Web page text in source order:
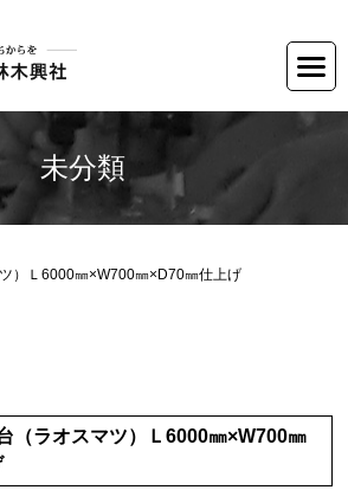
未分類
）Ｌ6000㎜×W700㎜×D70㎜仕上げ
ラオスマツ）Ｌ6000㎜×W700㎜